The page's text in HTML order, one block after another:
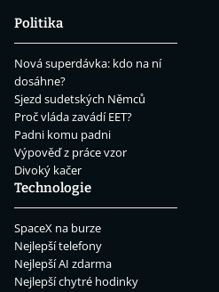
Politika
Nová superdávka: kdo na ní
dosáhne?
Sjezd sudetských Němců
Proč vláda zavádí EET?
Padni komu padni
Výpověď z práce vzor
Divoký kačer
Technologie
SpaceX na burze
Nejlepší telefony
Nejlepší AI zdarma
Nejlepší chytré hodinky